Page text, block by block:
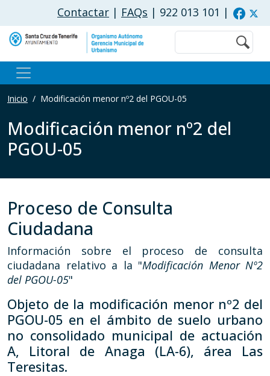
Pasar al contenido principal
Contactar | FAQs | 922 013 101 |
Buscar
Inicio Modificación menor nº2 del PGOU-05
Modificación menor nº2 del
PGOU-05
Proceso de Consulta
Ciudadana
Información sobre el proceso de consulta
ciudadana relativo a la "Modificación Menor Nº2
del PGOU-05"
Objeto de la modificación menor nº2 del
PGOU-05 en el ámbito de suelo urbano
no consolidado municipal de actuación
A, Litoral de Anaga (LA-6), área Las
Teresitas.